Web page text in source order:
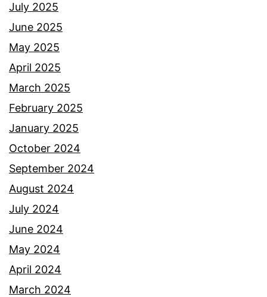
July 2025
June 2025
May 2025
April 2025
March 2025
February 2025
January 2025
October 2024
September 2024
August 2024
July 2024
June 2024
May 2024
April 2024
March 2024